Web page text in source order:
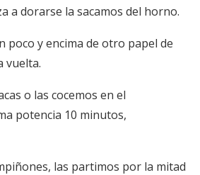
a dorarse la sacamos del horno.
poco y encima de otro papel de
vuelta.
o las cocemos en el
potencia 10 minutos,
las partimos por la mitad